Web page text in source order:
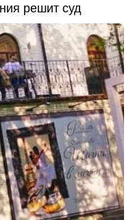
решит суд